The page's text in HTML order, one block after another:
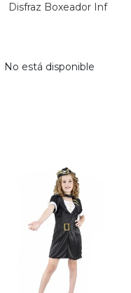
Disfraz Boxeador Inf
No está disponible